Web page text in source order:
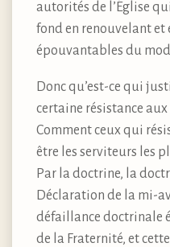
autorités de l’Église
fond en renouvelant et
épouvantables du
Donc qu’est-ce qui
certaine résistance aux
Comment ceux qui
être les serviteurs les
Par la doctrine, la
Déclaration de la mi-
défaillance doctrinale
de la Fraternité, et